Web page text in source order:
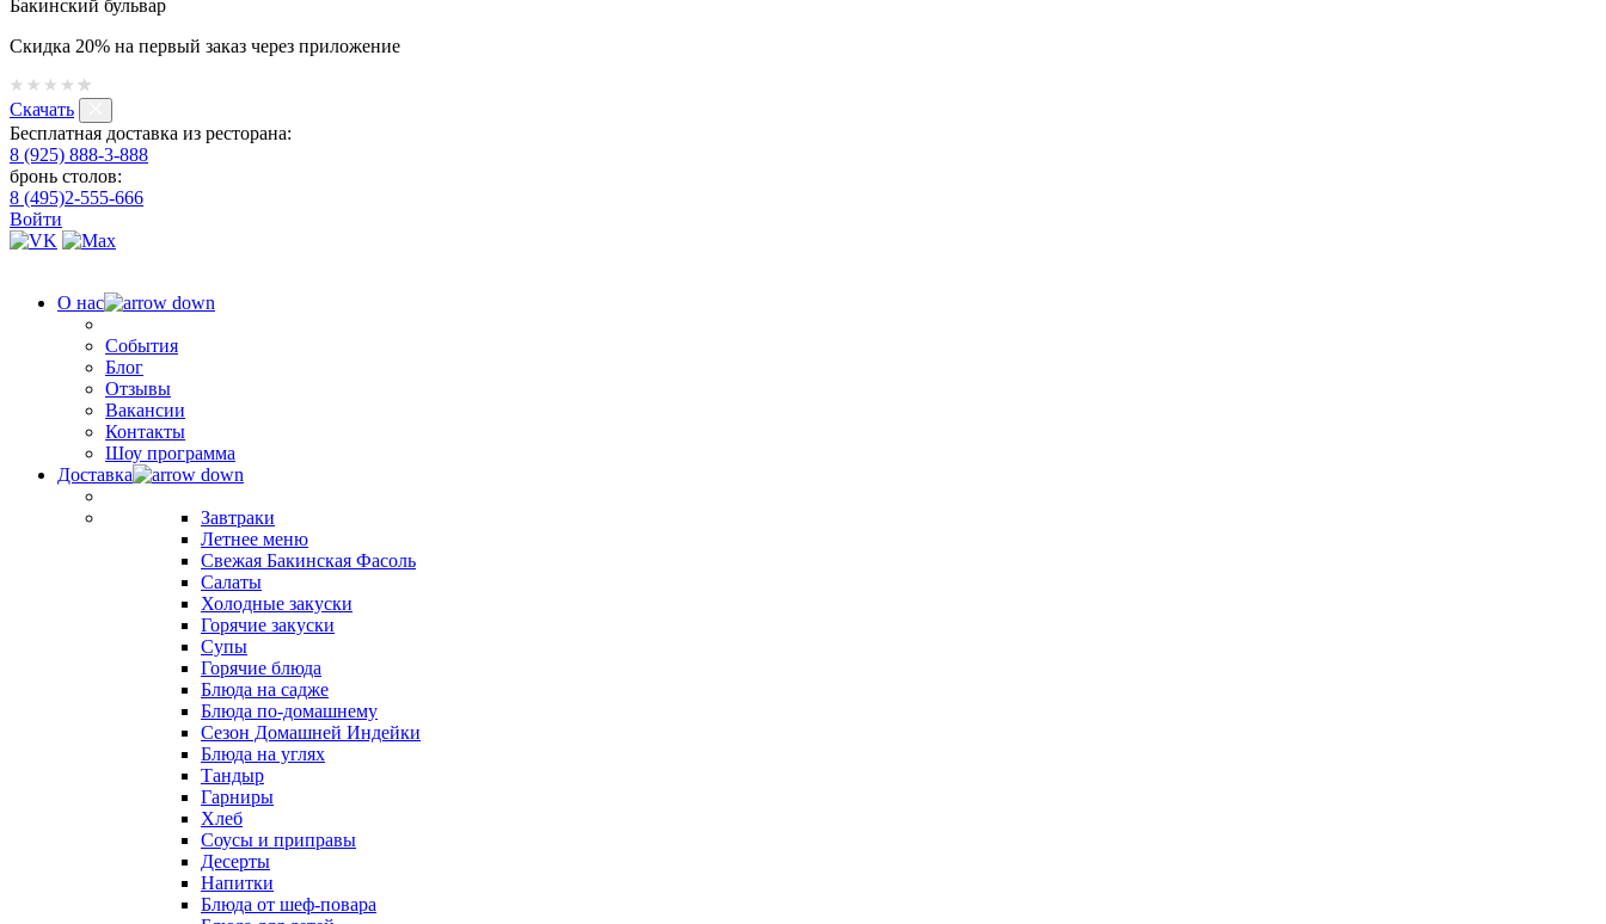
Бакинский бульвар
Скидка 20% на первый заказ через приложение
Скачать
Бесплатная доставка из ресторана:
8 (925) 888-3-888
бронь столов:
8 (495)2-555-666
Войти
О нас
События
Блог
Отзывы
Вакансии
Контакты
Шоу программа
Доставка
Завтраки
Летнее меню
Свежая Бакинская Фасоль
Салаты
Холодные закуски
Горячие закуски
Супы
Горячие блюда
Блюда на садже
Блюда по-домашнему
Сезон Домашней Индейки
Блюда на углях
Тандыр
Гарниры
Хлеб
Соусы и приправы
Десерты
Напитки
Блюда от шеф-повара